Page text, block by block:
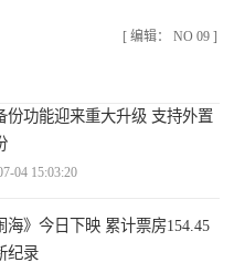
[ 编辑： NO 09 ]
份功能迎来重大升级 支持外置
04 15:03:20
海》今日下映 累计票房154.45
纪录